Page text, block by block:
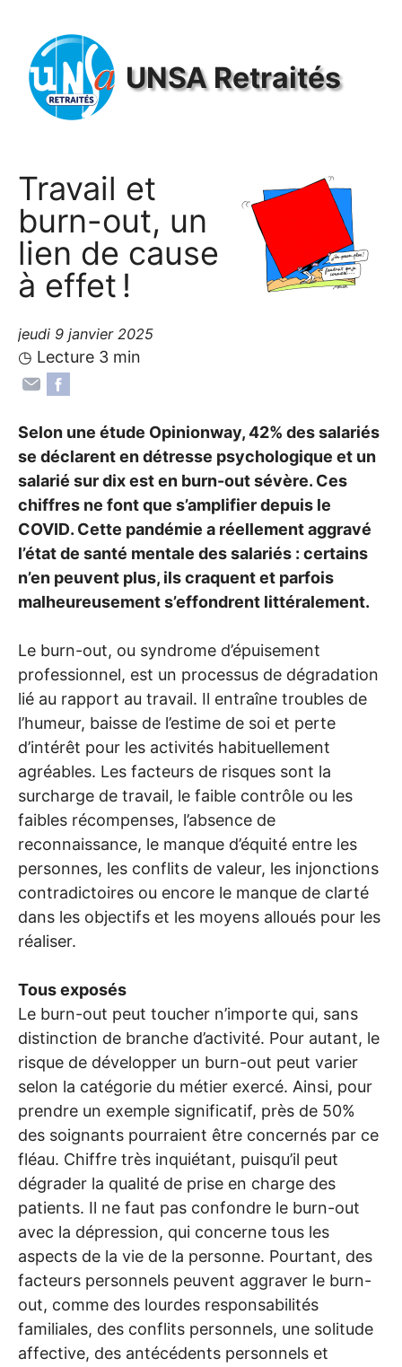
UNSARetraités
Travail et
burn-out, un
lien de cause
à effet !
jeudi 9 janvier 2025
◷ Lecture 3 min
Selon une étude Opinionway, 42% des salariés
se déclarent en détresse psychologique et un
salarié sur dix est en burn-out sévère. Ces
chiffres ne font que s’amplifier depuis le
COVID. Cette pandémie a réellement aggravé
l’état de santé mentale des salariés : certains
n’en peuvent plus, ils craquent et parfois
malheureusement s’effondrent littéralement.
Le burn-out, ou syndrome d’épuisement
professionnel, est un processus de dégradation
lié au rapport au travail. Il entraîne troubles de
l’humeur, baisse de l’estime de soi et perte
d’intérêt pour les activités habituellement
agréables. Les facteurs de risques sont la
surcharge de travail, le faible contrôle ou les
faibles récompenses, l’absence de
reconnaissance, le manque d’équité entre les
personnes, les conflits de valeur, les injonctions
contradictoires ou encore le manque de clarté
dans les objectifs et les moyens alloués pour les
réaliser.
Tous exposés
Le burn-out peut toucher n’importe qui, sans
distinction de branche d’activité. Pour autant, le
risque de développer un burn-out peut varier
selon la catégorie du métier exercé. Ainsi, pour
prendre un exemple significatif, près de 50%
des soignants pourraient être concernés par ce
fléau. Chiffre très inquiétant, puisqu’il peut
dégrader la qualité de prise en charge des
patients. Il ne faut pas confondre le burn-out
avec la dépression, qui concerne tous les
aspects de la vie de la personne. Pourtant, des
facteurs personnels peuvent aggraver le burn-
out, comme des lourdes responsabilités
familiales, des conflits personnels, une solitude
affective, des antécédents personnels et